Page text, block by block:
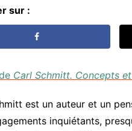
sur :
Carl Schmitt. Concepts
est un auteur et un
inquiétants,